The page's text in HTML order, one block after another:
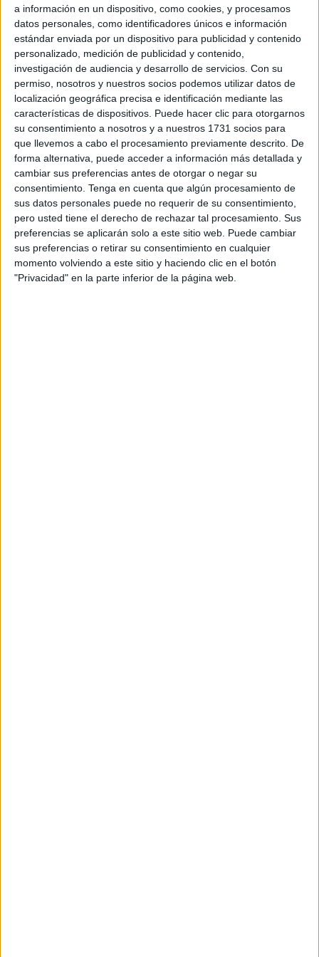
a información en un dispositivo, como cookies, y procesamos
datos personales, como identificadores únicos e información
estándar enviada por un dispositivo para publicidad y contenido
personalizado, medición de publicidad y contenido,
investigación de audiencia y desarrollo de servicios. Con su
permiso, nosotros y nuestros socios podemos utilizar datos de
localización geográfica precisa e identificación mediante las
características de dispositivos. Puede hacer clic para otorgarnos
su consentimiento a nosotros y a nuestros 1731 socios para
que llevemos a cabo el procesamiento previamente descrito. De
forma alternativa, puede acceder a información más detallada y
cambiar sus preferencias antes de otorgar o negar su
consentimiento. Tenga en cuenta que algún procesamiento de
sus datos personales puede no requerir de su consentimiento,
pero usted tiene el derecho de rechazar tal procesamiento. Sus
preferencias se aplicarán solo a este sitio web. Puede cambiar
sus preferencias o retirar su consentimiento en cualquier
momento volviendo a este sitio y haciendo clic en el botón
"Privacidad" en la parte inferior de la página web.
la metodología DTI que promueve laSecretaría de
Estado de Turismo, por medio de esta entidad pública.
Se trata de la primera ocasión en la que el destino se
somete a esteproceso de revisióndesde que
completaran su primer diagnóstico en agosto de 2022. El
proceso de seguimiento dará continuidad al compromiso
ya adquirido por la Ciudad Autónoma de Ceuta de ejercer
una gestión turística basada en la gobernanza, la
accesibilidad, la sostenibilidad, la innovación y la
tecnología, tomando como base el modelo DTI.
Lastareas de seguimiento marcarán lanueva hoja de
rutadel destino de acuerdo a la metodología DTI vigente,
compuesta por un total de 97 requisitos y 261 indicadores.
De este proceso de revisión, se obtendrá un nuevo informe
diagnóstico en el que se expondrá la situación del destino